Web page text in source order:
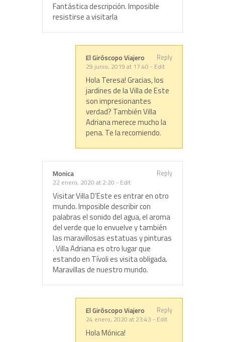
Fantástica descripción. Imposible
resistirse a visitarla
El Giróscopo Viajero
29 junio, 2019 at 17:40 - Edit
Reply
Hola Teresa! Gracias, los
jardines de la Villa de Este
son impresionantes
verdad? También Villa
Adriana merece mucho la
pena. Te la recomiendo.
Monica
22 enero, 2020 at 2:20 - Edit
Reply
Visitar Villa D’Este es entrar en otro
mundo. Imposible describir con
palabras el sonido del agua, el aroma
del verde que lo envuelve y también
las maravillosas estatuas y pinturas
. Villa Adriana es otro lugar que
estando en Tívoli es visita obligada.
Maravillas de nuestro mundo.
El Giróscopo Viajero
24 enero, 2020 at 23:43 - Edit
Reply
Hola Mónica!